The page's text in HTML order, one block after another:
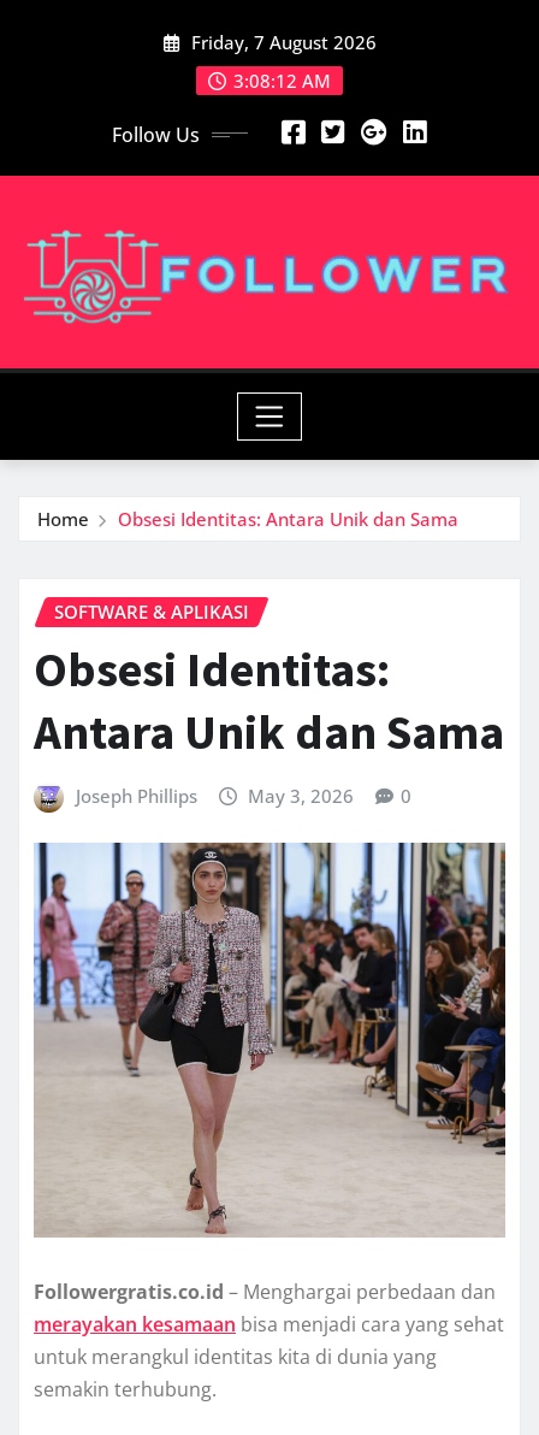
Friday, 7 August 2026
3:08:14 AM
Follow Us
Home Obsesi Identitas: Antara Unik dan Sama
SOFTWARE & APLIKASI
Obsesi Identitas:
Antara Unik dan Sama
Joseph Phillips May 3, 2026 0
Followergratis.co.id – Menghargai perbedaan dan
merayakan kesamaan bisa menjadi cara yang sehat
untuk merangkul identitas kita di dunia yang
semakin terhubung.